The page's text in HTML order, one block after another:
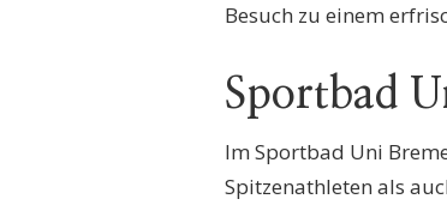
Besuch zu einem
Sportbad
Im Sportbad Uni
Spitzenathleten als